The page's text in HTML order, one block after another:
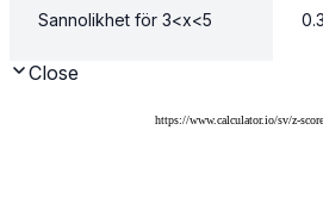
https://www.calculator.io/sv/z-